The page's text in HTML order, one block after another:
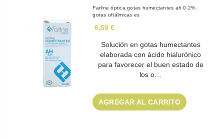
Farline óptica gotas humectantes ah 0.2%
gotas oftálmicas es
6,50 €
Solución en gotas humectantes
elaborada con ácido hialurónico
para favorecer el buen estado de
los o…
AGREGAR AL CARRITO